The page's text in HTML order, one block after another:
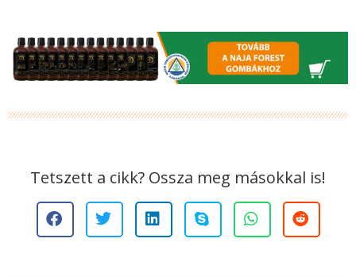
Tetszett a cikk? Ossza meg másokkal is!